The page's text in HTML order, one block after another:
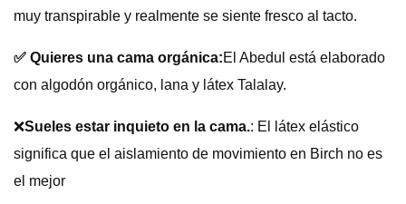
muy transpirable y realmente se siente fresco al tacto.
✅ Quieres una cama orgánica:El Abedul está elaborado
con algodón orgánico, lana y látex Talalay.
❌Sueles estar inquieto en la cama.: El látex elástico
significa que el aislamiento de movimiento en Birch no es
el mejor